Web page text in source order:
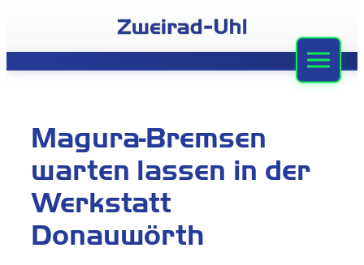
springen
Werkstatt
Stellenangebote
Magura-Bremsen
warten lassen in der
Werkstatt
Donauwörth